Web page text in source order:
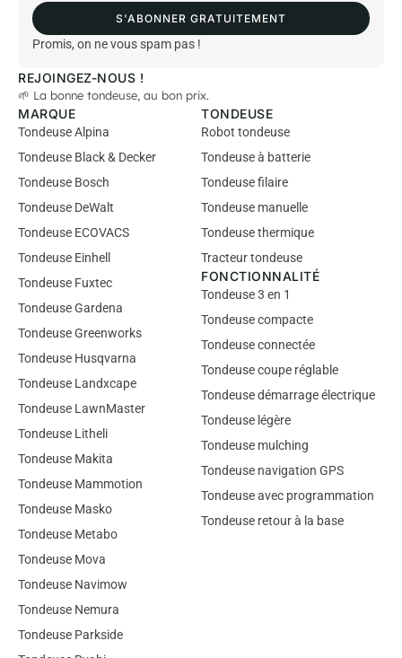
i
l
*
S'ABONNER GRATUITEMENT
Promis, on ne vous spam pas !
REJOINGEZ-NOUS !
🌱 La bonne tondeuse, au bon prix.
MARQUE
Tondeuse Alpina
Tondeuse Black & Decker
Tondeuse Bosch
Tondeuse DeWalt
Tondeuse ECOVACS
Tondeuse Einhell
Tondeuse Fuxtec
Tondeuse Gardena
Tondeuse Greenworks
Tondeuse Husqvarna
Tondeuse Landxcape
Tondeuse LawnMaster
Tondeuse Litheli
Tondeuse Makita
Tondeuse Mammotion
Tondeuse Masko
Tondeuse Metabo
Tondeuse Mova
Tondeuse Navimow
Tondeuse Nemura
Tondeuse Parkside
TONDEUSE
Robot tondeuse
Tondeuse à batterie
Tondeuse filaire
Tondeuse manuelle
Tondeuse thermique
Tracteur tondeuse
FONCTIONNALITÉ
Tondeuse 3 en 1
Tondeuse compacte
Tondeuse connectée
Tondeuse coupe réglable
Tondeuse démarrage électrique
Tondeuse légère
Tondeuse mulching
Tondeuse navigation GPS
Tondeuse avec programmation
Tondeuse retour à la base